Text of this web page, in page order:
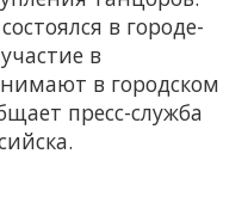
в городе-
в
в городском
пресс-служба